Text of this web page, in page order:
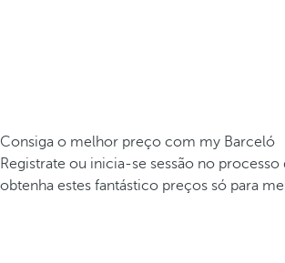
Consiga o melhor preço com my Barceló
Registrate ou inicia-se sessão no
obtenha estes fantástico preços só para